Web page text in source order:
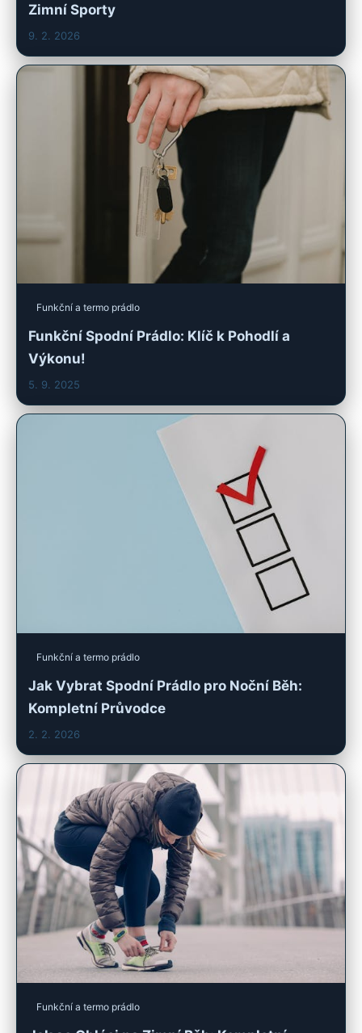
Zimní Sporty
9. 2. 2026
Funkční a termo prádlo
Funkční Spodní Prádlo: Klíč k Pohodlí a
Výkonu!
5. 9. 2025
Funkční a termo prádlo
Jak Vybrat Spodní Prádlo pro Noční Běh:
Kompletní Průvodce
2. 2. 2026
Funkční a termo prádlo